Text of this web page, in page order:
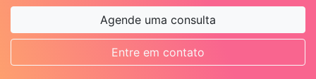
Agende uma consulta
Entre em contato